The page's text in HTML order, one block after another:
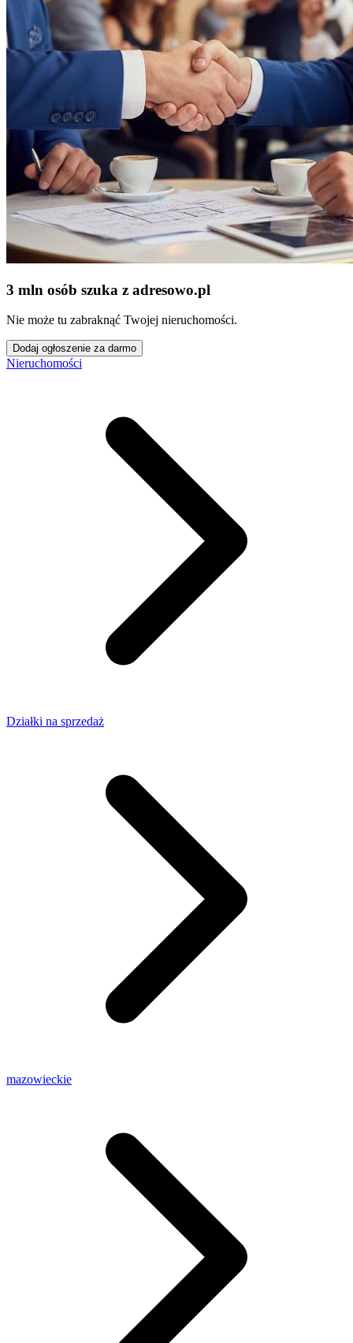
3 mln osób szuka z adresowo.pl
Nie może tu zabraknąć Twojej nieruchomości.
Dodaj ogłoszenie za darmo
Nieruchomości
Działki na sprzedaż
mazowieckie